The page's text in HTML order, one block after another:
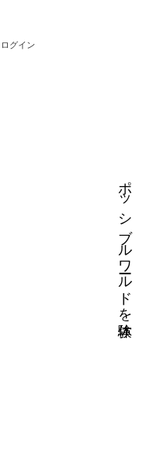
ログイン
ポッシブルワールドを体験